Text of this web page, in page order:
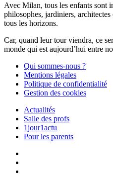
Avec Milan, tous les enfants sont
philosophes, jardiniers,
tous les horizons.
Car, quand leur tour viendra, ce
monde qui est aujourd’hui entre
Qui sommes-nous ?
Mentions légales
Politique de confidentialité
Gestion des cookies
Actualités
Salle des profs
1jour1actu
Pour les parents